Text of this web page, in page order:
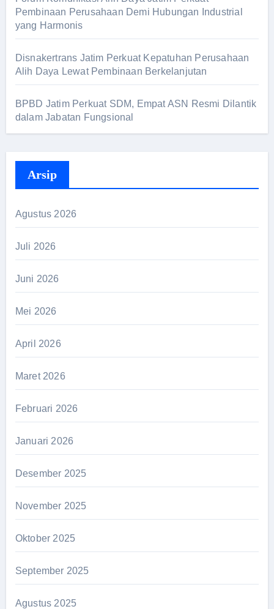
Pembinaan Perusahaan Demi Hubungan Industrial
yang Harmonis
Disnakertrans Jatim Perkuat Kepatuhan Perusahaan
Alih Daya Lewat Pembinaan Berkelanjutan
BPBD Jatim Perkuat SDM, Empat ASN Resmi Dilantik
dalam Jabatan Fungsional
Arsip
Agustus 2026
Juli 2026
Juni 2026
Mei 2026
April 2026
Maret 2026
Februari 2026
Januari 2026
Desember 2025
November 2025
Oktober 2025
September 2025
Agustus 2025